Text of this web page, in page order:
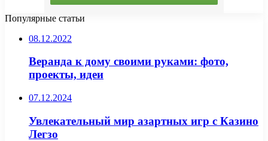
Популярные статьи
08.12.2022
Веранда к дому своими руками: фото,
проекты, идеи
07.12.2024
Увлекательный мир азартных игр с Казино
Легзо